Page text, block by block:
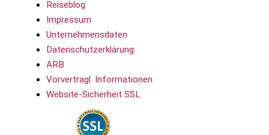
Reiseblog
Impressum
Unternehmensdaten
Datenschutzerklärung
ARB
Vorvertragl. Informationen
Website-Sicherheit SSL